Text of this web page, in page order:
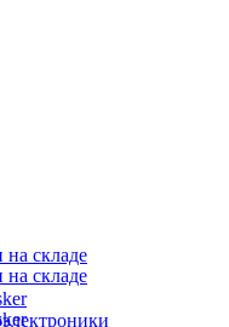
складе
складе